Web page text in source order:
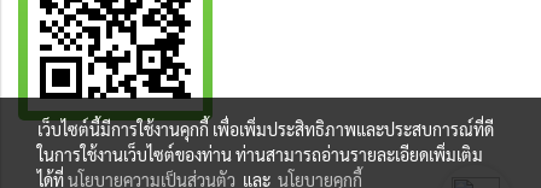
BEST DEAL
เว็บไซต์นี้มีการใช้งานคุกกี้ เพื่อเพิ่มประสิทธิภาพและประสบการณ์ที่ดี
ในการใช้งานเว็บไซต์ของท่าน ท่านสามารถอ่านรายละเอียดเพิ่มเติม
ได้ที่นโยบายความเป็นส่วนตัว และ นโยบายคุกกี้